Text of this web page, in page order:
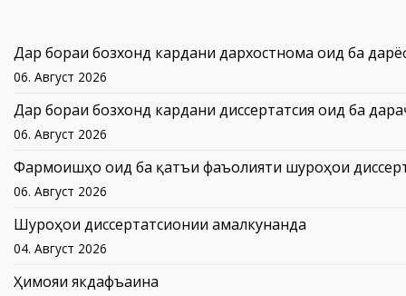
Дар бораи бозхонд кардани дархостнома оид ба
06. Август 2026
Дар бораи бозхонд кардани диссертатсия оид ба
06. Август 2026
Фармоишҳо оид ба қатъи фаъолияти шуроҳои
06. Август 2026
Шуроҳои диссертатсионии амалкунанда
04. Август 2026
Ҳимояи якдафъаина